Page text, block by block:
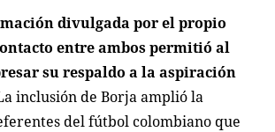
divulgada por el propio
entre ambos permitió al
su respaldo a la aspiración
inclusión de Borja amplió la
del fútbol colombiano que